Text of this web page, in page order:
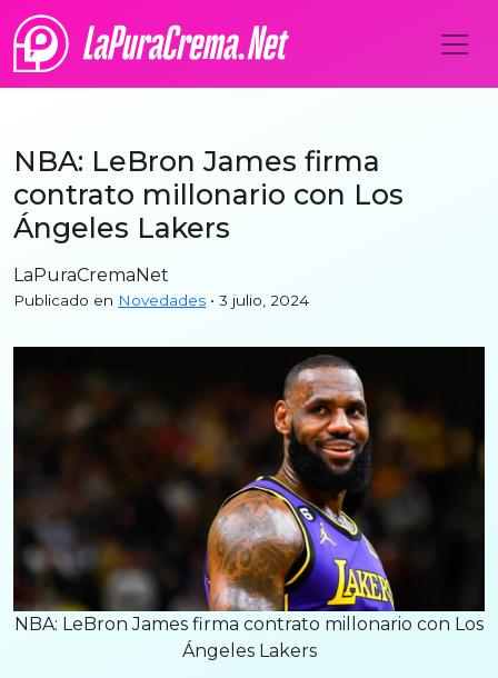
NBA: LeBron James firma
contrato millonario con Los
Ángeles Lakers
LaPuraCremaNet
Publicado en Novedades • 3 julio, 2024
NBA: LeBron James firma contrato millonario con Los
Ángeles Lakers